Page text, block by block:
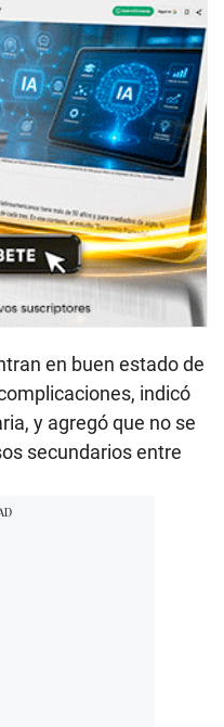
en buen estado de
indicó
y agregó que no se
secundarios entre